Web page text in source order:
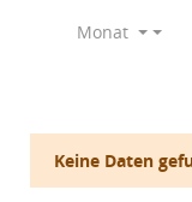
Monat
Keine Daten